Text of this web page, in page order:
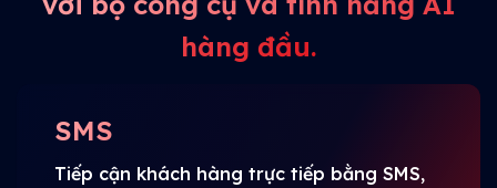
hàng đầu.
SMS
Tiếp cận khách hàng trực tiếp bằng SMS,